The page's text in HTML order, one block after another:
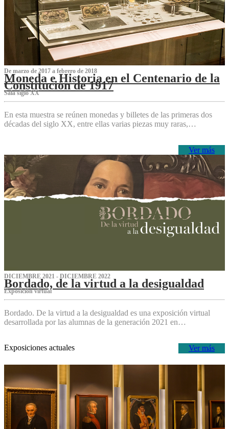
De marzo de 2017 a febrero de 2018
Moneda e Historia en el Centenario de la
Constitución de 1917
Sala siglo XX
En esta muestra se reúnen monedas y billetes de las primeras dos
décadas del siglo XX, entre ellas varias piezas muy raras,…
Ver más
DICIEMBRE 2021 - DICIEMBRE 2022
Bordado, de la virtud a la desigualdad
Exposición virtual‌
Bordado. De la virtud a la desigualdad es una exposición virtual
desarrollada por las alumnas de la generación 2021 en…
Ver más
Exposiciones actuales